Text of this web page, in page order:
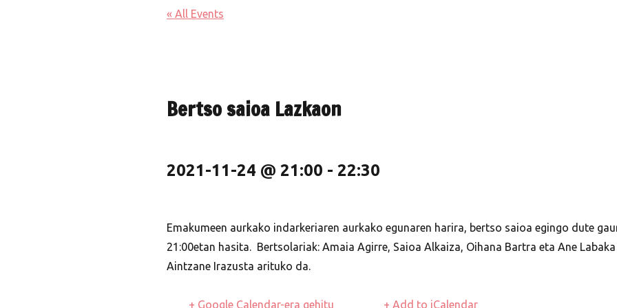
« All Events
Bertso saioa Lazkaon
2021-11-24 @ 21:00 - 22:30
Emakumeen aurkako indarkeriaren aurkako egunaren harira, bertso saioa egingo dute
21:00etan hasita. Bertsolariak: Amaia Agirre, Saioa Alkaiza, Oihana Bartra eta Ane
Aintzane Irazusta arituko da.
+ Google Calendar-era gehitu + Add to iCalendar